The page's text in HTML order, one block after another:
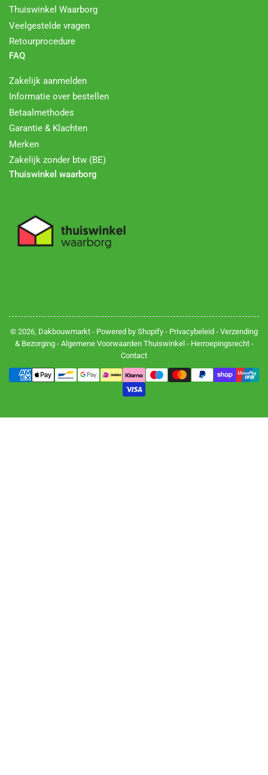
Thuiswinkel Waarborg
Veelgestelde vragen
Retourprocedure
FAQ
Zakelijk aanmelden
Informatie over bestellen
Betaalmethodes
Garantie & Klachten
Merken
Zakelijk zonder btw (BE)
Thuiswinkel waarborg
© 2026, Dakbouwmarkt - Powered by Shopify - Privacybeleid - Verzending
& Bezorging- Algemene Voorwaarden Thuiswinkel - Herroepingsrecht-
Contact
Betalingsmethoden